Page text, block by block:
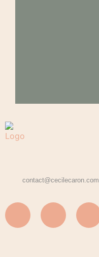
contact@cecilecaron.com